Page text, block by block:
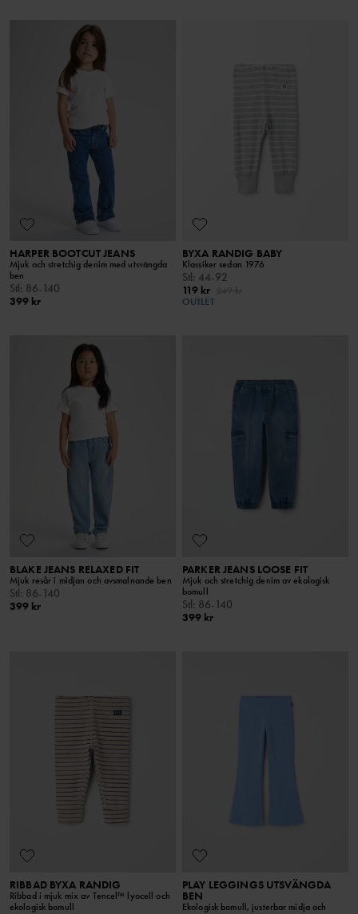
HARPER BOOTCUT JEANS
Mjuk och stretchig denim med utsvängda
ben
Stl: 86-140
399 kr
BYXA RANDIG BABY
Klassiker sedan 1976
Stl: 44-92
119 kr
OUTLET
BLAKE JEANS RELAXED FIT
Mjuk resår i midjan och avsmalnande ben
Stl: 86-140
399 kr
PARKER JEANS LOOSE FIT
Mjuk och stretchig denim av ekologisk
bomull
Stl: 86-140
399 kr
RIBBAD BYXA RANDIG
Ribbad i mjuk mix av Tencel™ lyocell och
ekologisk bomull
PLAY LEGGINGS UTSVÄNGDA
BEN
Ekologisk bomull, justerbar midja och